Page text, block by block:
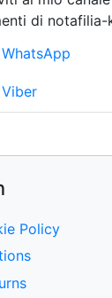
di notafilia-
Policy